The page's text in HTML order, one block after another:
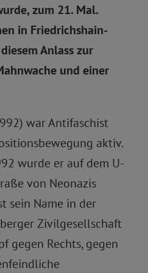
zum 21. Mal.
in Friedrichshain-
Anlass zur
und einer
war Antifaschist
aktiv.
wurde er auf dem U-
von Neonazis
sein Name in der
Zivilgesellschaft
gegen Rechts, gegen